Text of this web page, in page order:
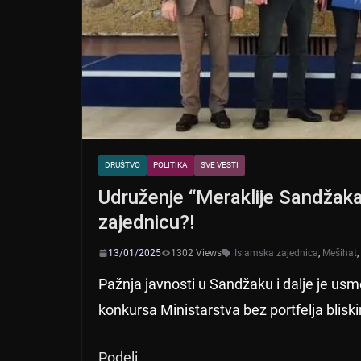
DRUŠTVO POLITIKA SVE VESTI
Udruženje “Meraklije
zajednicu?!
13/01/2025 1302 Views Islamska zajednica, Mešihat,
Pažnja javnosti u Sandžaku i dalje je
konkursa Ministarstva bez portfelja
Podeli